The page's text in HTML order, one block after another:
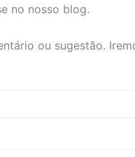
no nosso blog.
ou sugestão.